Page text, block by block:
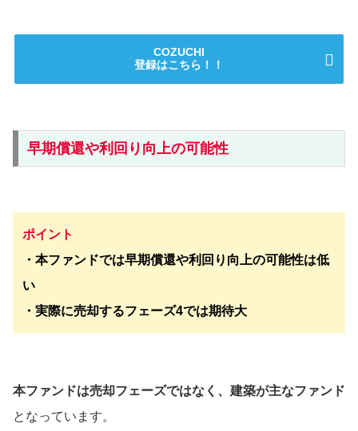
COZUCHI
登録はこちら！！
早期償還や利回り向上の可能性
ポイント
・本ファンドでは早期償還や利回り向上の可能性は低
い
・実際に売却するフェーズ4では期待大
本ファンドは売却フェーズではなく、建築が主なファンド
となっています。